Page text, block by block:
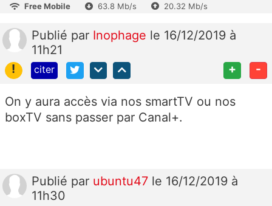
Free Mobile 63.8 Mb/s 20.32 Mb/s
Publié par Inophage le 16/12/2019 à
11h21
!
citer + -
On y aura accès via nos smartTV ou nos
boxTV sans passer par Canal+.
Publié par ubuntu47 le 16/12/2019 à
11h30